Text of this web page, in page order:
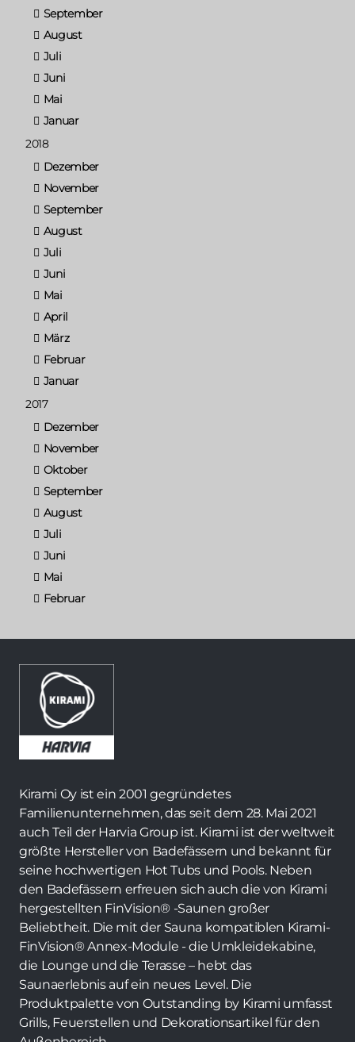
September
August
Juli
Juni
Mai
Januar
2018
Dezember
November
September
August
Juli
Juni
Mai
April
März
Februar
Januar
2017
Dezember
November
Oktober
September
August
Juli
Juni
Mai
Februar
Kirami Oy ist ein 2001 gegründetes
Familienunternehmen, das seit dem 28. Mai 2021
auch Teil der Harvia Group ist. Kirami ist der weltweit
größte Hersteller von Badefässern und bekannt für
seine hochwertigen Hot Tubs und Pools. Neben
den Badefässern erfreuen sich auch die von Kirami
hergestellten FinVision® -Saunen großer
Beliebtheit. Die mit der Sauna kompatiblen Kirami-
FinVision® Annex-Module - die Umkleidekabine,
die Lounge und die Terasse – hebt das
Saunaerlebnis auf ein neues Level. Die
Produktpalette von Outstanding by Kirami umfasst
Grills, Feuerstellen und Dekorationsartikel für den